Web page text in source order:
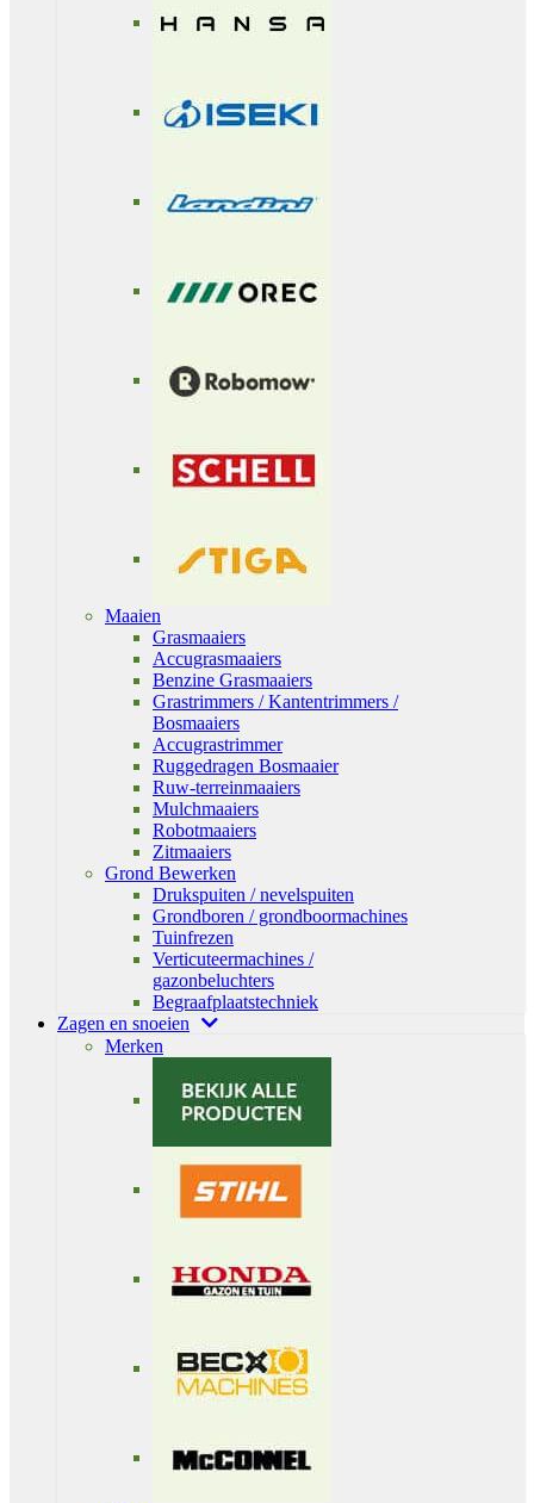
Maaien
Grasmaaiers
Accugrasmaaiers
Benzine Grasmaaiers
Grastrimmers / Kantentrimmers /
Bosmaaiers
Accugrastrimmer
Ruggedragen Bosmaaier
Ruw-terreinmaaiers
Mulchmaaiers
Robotmaaiers
Zitmaaiers
Grond Bewerken
Drukspuiten / nevelspuiten
Grondboren / grondboormachines
Tuinfrezen
Verticuteermachines /
gazonbeluchters
Begraafplaatstechniek
Zagen en snoeien
Merken